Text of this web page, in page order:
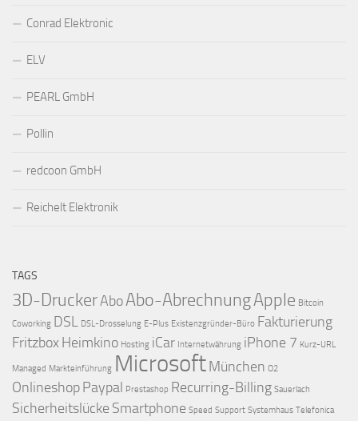
Conrad Elektronic
ELV
PEARL GmbH
Pollin
redcoon GmbH
Reichelt Elektronik
TAGS
3D-DruckerAboAbo-AbrechnungApple Bitcoin
Coworking DSL DSL-Drosselung E-Plus Existenzgründer-Büro Fakturierung
Fritzbox Heimkino Hosting iCar Internetwährung iPhone 7 Kurz-URL
Managed Markteinführung Microsoft München O2
Onlineshop Paypal Prestashop Recurring-Billing Sauerlach
Sicherheitslücke Smartphone Speed Support Systemhaus Telefonica